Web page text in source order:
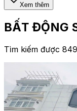
Xem thêm
BẤT ĐỘNG
Tìm kiếm được